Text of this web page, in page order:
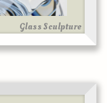
Glass Sculpture